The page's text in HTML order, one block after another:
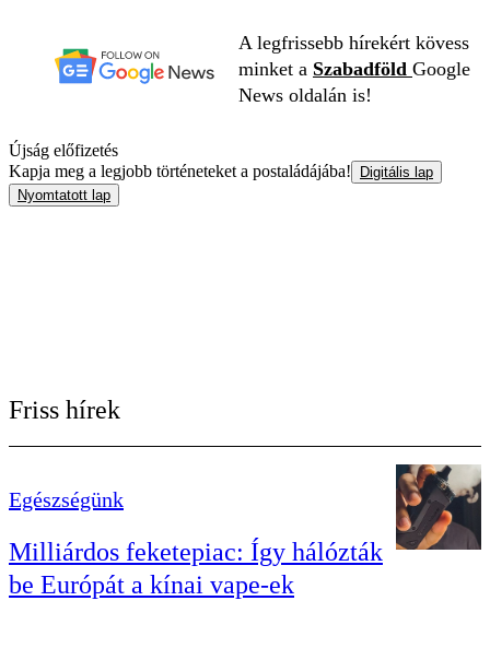
A legfrissebb hírekért kövess
minket a Szabadföld Google
News oldalán is!
Újság előfizetés
Kapja meg a legjobb történeteket a postaládájába!
Digitális lap
Nyomtatott lap
Friss hírek
Egészségünk
Milliárdos feketepiac: Így hálózták
be Európát a kínai vape-ek